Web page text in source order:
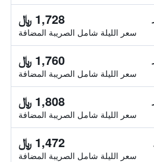
1,728 ﷼
سعر الليلة شامل الصريبة المضافة
1,760 ﷼
سعر الليلة شامل الصريبة المضافة
1,808 ﷼
سعر الليلة شامل الصريبة المضافة
1,472 ﷼
سعر الليلة شامل الصريبة المضافة